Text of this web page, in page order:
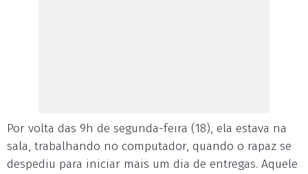
Por volta das 9h de segunda-feira (18), ela estava na
sala, trabalhando no computador, quando o rapaz se
despediu para iniciar mais um dia de entregas. Aquele